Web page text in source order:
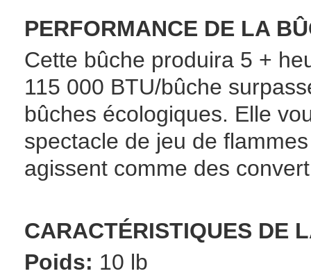
PERFORMANCE DE LA
Cette bûche produira 5 +
115 000 BTU/bûche
bûches écologiques. Elle
spectacle de jeu de
agissent comme des
CARACTÉRISTIQUES DE
Poids: 10 lb